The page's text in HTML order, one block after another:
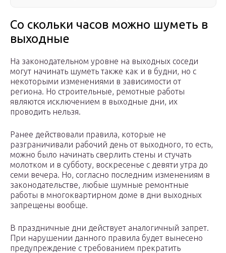
Со скольки часов можно шуметь в
выходные
На законодательном уровне на выходных соседи
могут начинать шуметь также как и в будни, но с
некоторыми изменениями в зависимости от
региона. Но строительные, ремотные работы
являются исключением в выходные дни, их
проводить нельзя.
Ранее действовали правила, которые не
разграничивали рабочий день от выходного, то есть,
можно было начинать сверлить стены и стучать
молотком и в субботу, воскресенье с девяти утра до
семи вечера. Но, согласно последним изменениям в
законодательстве, любые шумные ремонтные
работы в многоквартирном доме в дни выходных
запрещены вообще.
В праздничные дни действует аналогичный запрет.
При нарушении данного правила будет вынесено
предупреждение с требованием прекратить